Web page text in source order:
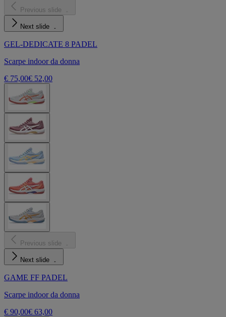
Previous slide
Next slide
GEL-DEDICATE 8 PADEL
Scarpe indoor da donna
€ 75,00€ 52,00
Previous slide
Next slide
GAME FF PADEL
Scarpe indoor da donna
€ 90,00€ 63,00